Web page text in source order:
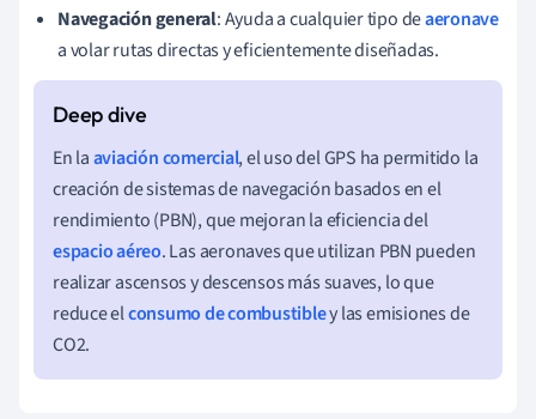
Navegación general: Ayuda a cualquier tipo deaeronave
a volar rutas directas y eficientemente diseñadas.
En laaviación comercial, el uso del GPS ha permitido la
creación de sistemas de navegación basados en el
rendimiento (PBN), que mejoran la eficiencia del
espacio aéreo. Las aeronaves que utilizan PBN pueden
realizar ascensos y descensos más suaves, lo que
reduce elconsumo de combustibley las emisiones de
CO2.